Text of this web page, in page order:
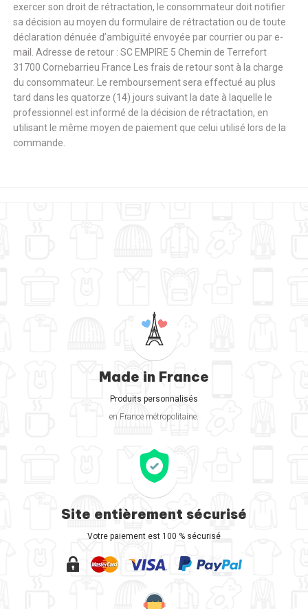
exercer son droit de rétractation, le consommateur doit notifier
sa décision au moyen du formulaire de rétractation ou de toute
déclaration dénuée d’ambiguïté envoyée par courrier ou par e-
mail. Adresse de retour : SC EMPIRE 5 Chemin de Terrefort
31700 Cornebarrieu France Les frais de retour sont à la charge
du consommateur. Le remboursement sera effectué au plus
tard dans les quatorze (14) jours suivant la date à laquelle le
professionnel est informé de la décision de rétractation, en
utilisant le même moyen de paiement que celui utilisé lors de la
commande.
Made in France
Produits personnalisés
en France métropolitaine.
Site entièrement sécurisé
Votre paiement est 100 % sécurisé